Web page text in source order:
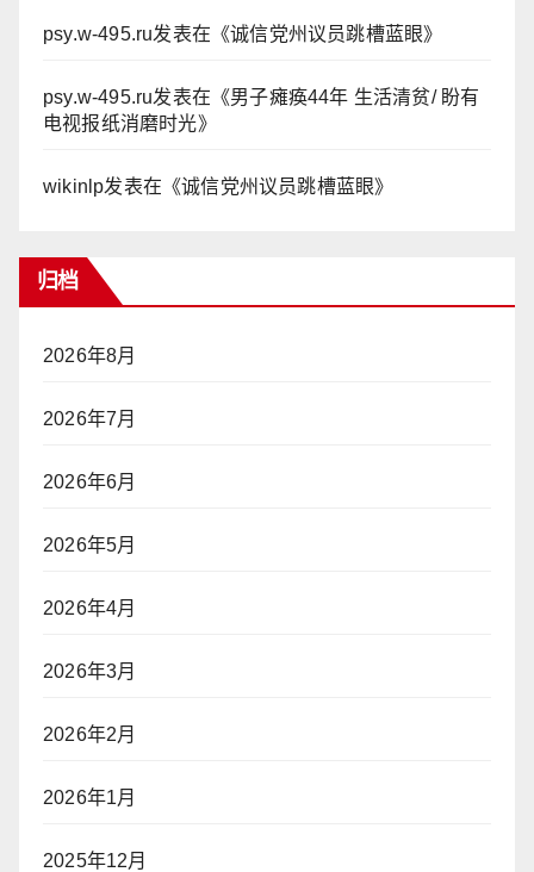
psy.w-495.ru发表在《诚信党州议员跳槽蓝眼》
psy.w-495.ru发表在《男子瘫痪44年 生活清贫/ 盼有
电视报纸消磨时光》
wikinlp发表在《诚信党州议员跳槽蓝眼》
归档
2026年8月
2026年7月
2026年6月
2026年5月
2026年4月
2026年3月
2026年2月
2026年1月
2025年12月